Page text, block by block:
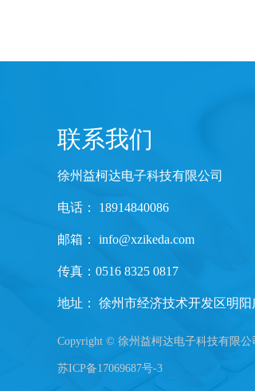
联系我们
徐州益柯达电子科技有限公司
电话： 18914840086
邮箱： info@xzikeda.com
传真：0516 8325 0817
地址： 徐州市经济技术开发区明
Copyright © 徐州益柯达电子科技有限
苏ICP备17069687号-3